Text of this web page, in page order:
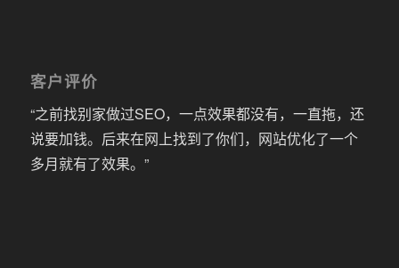
客户评价
“之前找别家做过SEO，一点效果都没有，一直拖，还
说要加钱。后来在网上找到了你们，网站优化了一个
多月就有了效果。”